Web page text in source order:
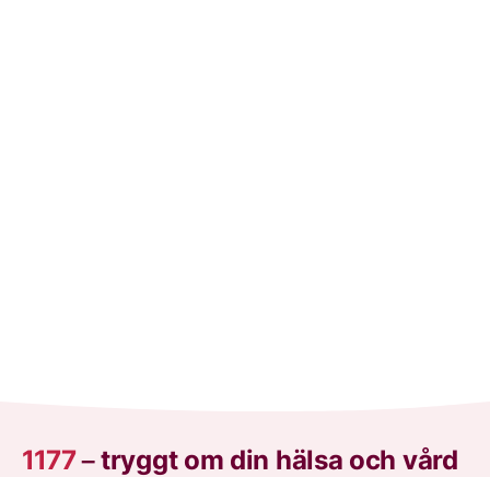
1177–tryggt om din hälsa och vård